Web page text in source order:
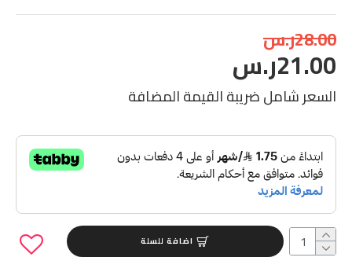
السعر شامل ضريبة القيمة المضافة
21.00ر.س
28.00ر.س
اضافة للسلة